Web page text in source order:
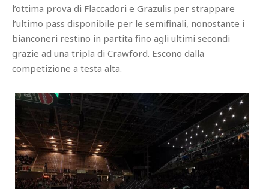
l’ottima prova di Flaccadori e Grazulis per strappare
l’ultimo pass disponibile per le semifinali, nonostante i
bianconeri restino in partita fino agli ultimi secondi
grazie ad una tripla di Crawford. Escono dalla
competizione a testa alta.